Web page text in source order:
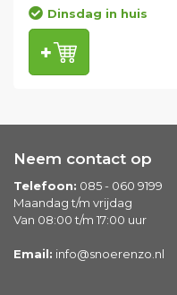
Dinsdag in huis
Neem contact op
Telefoon: 085 - 060 9199
Maandag t/m vrijdag
Van 08:00 t/m 17:00 uur
Email: info@snoerenzo.nl